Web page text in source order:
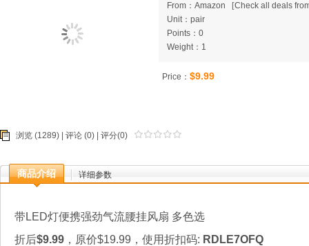
From：Amazon
[Check all deals
Unit：pair
Points：0
Weight：1
Price： $9.99
浏览 (1289) | 评论 (0) | 评分(0)
商品介绍 详细参数
带LED灯便携强劲气流腰挂风扇 多色选
折后$9.99 ，原价$19.99，使用折扣码: RDLE7OFQ